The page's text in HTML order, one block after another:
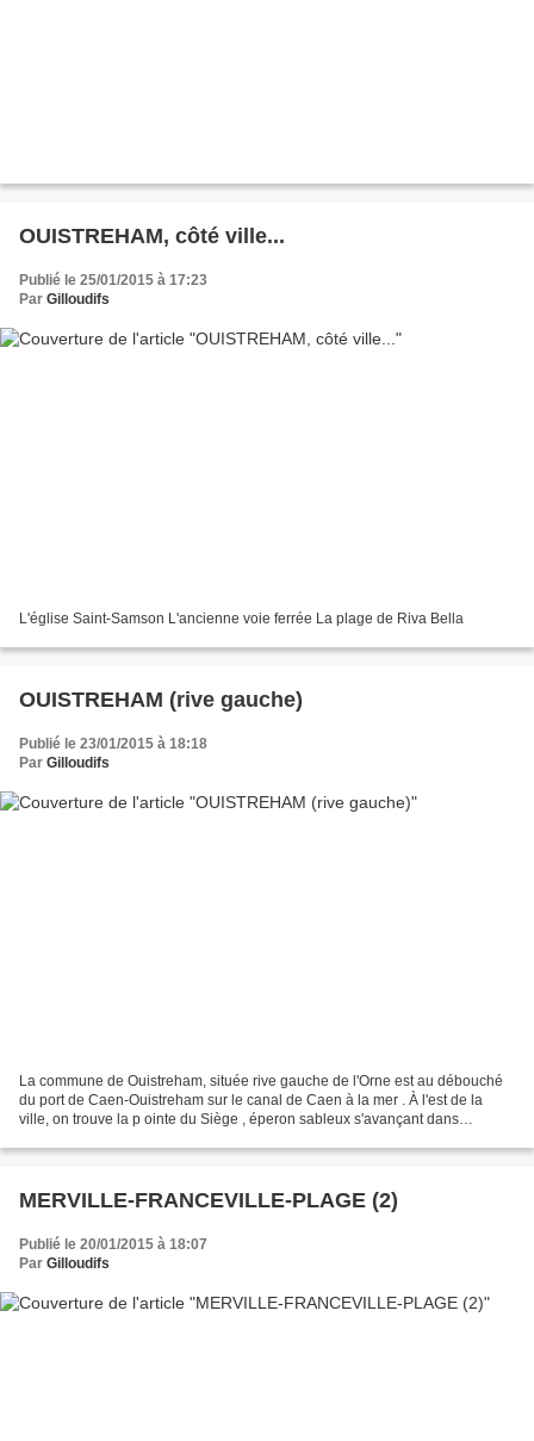
OUISTREHAM, côté ville...
Publié le 25/01/2015 à 17:23
Par Gilloudifs
L'église Saint-Samson L'ancienne voie ferrée La plage de Riva Bella
OUISTREHAM (rive gauche)
Publié le 23/01/2015 à 18:18
Par Gilloudifs
La commune de Ouistreham, située rive gauche de l'Orne est au débouché
du port de Caen-Ouistreham sur le canal de Caen à la mer . À l'est de la
ville, on trouve la p ointe du Siège , éperon sableux s'avançant dans
MERVILLE-FRANCEVILLE-PLAGE (2)
Publié le 20/01/2015 à 18:07
Par Gilloudifs